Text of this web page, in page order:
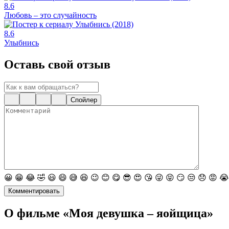
8.6
Любовь – это случайность
8.6
Улыбнись
Оставь свой отзыв
Спойлер
😀 😁 😂 🤣 😃 😄 😅 😆 😉 😊 😋 😎 😍 😘 😜 😝 😏 😒 😞 😡 😭
Комментировать
О фильме «Моя девушка – яойщица»